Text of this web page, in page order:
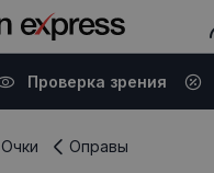
Проверка зрения
Очки Оправы